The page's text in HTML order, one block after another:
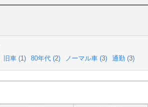
旧車 (1) 80年代 (2) ノーマル車 (3) 通勤 (3)